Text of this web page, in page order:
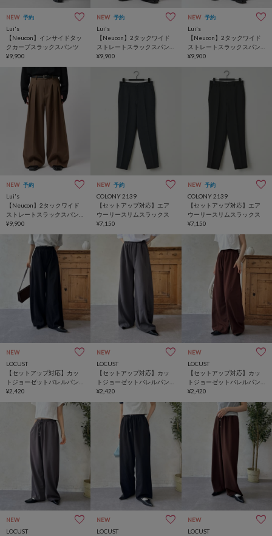
NEW 予約
Lui's
【Neucon】インサイドタッ
クカーブスラックスパンツ
¥9,900
NEW 予約
Lui's
【Neucon】2タックワイド
ストレートスラックスパン
ツ
¥9,900
NEW 予約
Lui's
【Neucon】2タックワイド
ストレートスラックスパン
ツ
¥9,900
NEW 予約
Lui's
【Neucon】2タックワイド
ストレートスラックスパン
ツ
¥9,900
NEW 予約
COLONY 2139
【セットアップ対応】エア
ウーリースリムスラックス
¥7,150
NEW 予約
COLONY 2139
【セットアップ対応】エア
ウーリースリムスラックス
¥7,150
NEW
LOCUST
【セットアップ対応】カッ
トジョーゼットバレルパン
ツ
¥2,420
NEW
LOCUST
【セットアップ対応】カッ
トジョーゼットバレルパン
ツ
¥2,420
NEW
LOCUST
【セットアップ対応】カッ
トジョーゼットバレルパン
ツ
¥2,420
NEW
LOCUST
NEW
LOCUST
NEW
LOCUST